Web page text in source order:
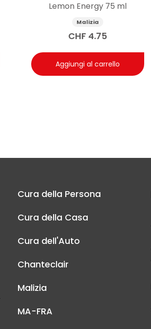
Lemon Energy 75 ml
Malizia
CHF 4.75
Aggiungi al carrello
Cura della Persona
Cura della Casa
Cura dell'Auto
Chanteclair
Malizia
MA-FRA